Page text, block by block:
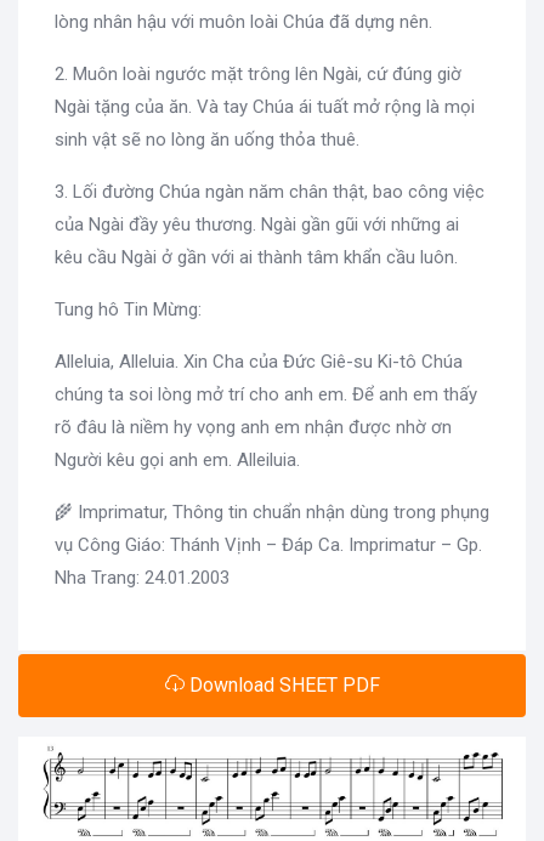
lòng nhân hậu với muôn loài Chúa đã dựng nên.
2. Muôn loài ngước mặt trông lên Ngài, cứ đúng giờ
Ngài tặng của ăn. Và tay Chúa ái tuất mở rộng là mọi
sinh vật sẽ no lòng ăn uống thỏa thuê.
3. Lối đường Chúa ngàn năm chân thật, bao công việc
của Ngài đầy yêu thương. Ngài gần gũi với những ai
kêu cầu Ngài ở gần với ai thành tâm khẩn cầu luôn.
Tung hô Tin Mừng:
Alleluia, Alleluia. Xin Cha của Đức Giê-su Ki-tô Chúa
chúng ta soi lòng mở trí cho anh em. Để anh em thấy
rõ đâu là niềm hy vọng anh em nhận được nhờ ơn
Người kêu gọi anh em. Alleiluia.
🌾 Imprimatur, Thông tin chuẩn nhận dùng trong phụng
vụ Công Giáo: Thánh Vịnh – Đáp Ca. Imprimatur – Gp.
Nha Trang: 24.01.2003
Download SHEET PDF